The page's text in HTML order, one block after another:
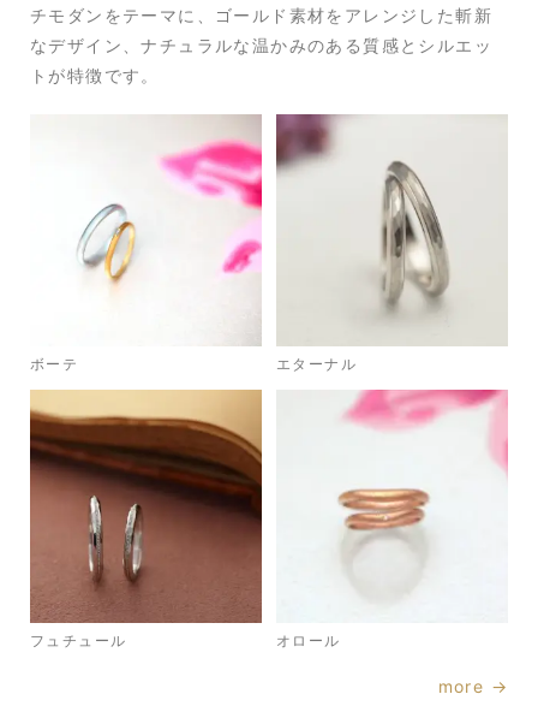
チモダンをテーマに、ゴールド素材をアレンジした斬新
なデザイン、ナチュラルな温かみのある質感とシルエッ
トが特徴です。
ボーテ エターナル
フュチュール オロール
more →